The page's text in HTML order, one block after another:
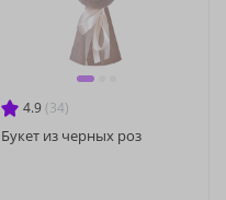
4.9 (34)
Букет из черных роз